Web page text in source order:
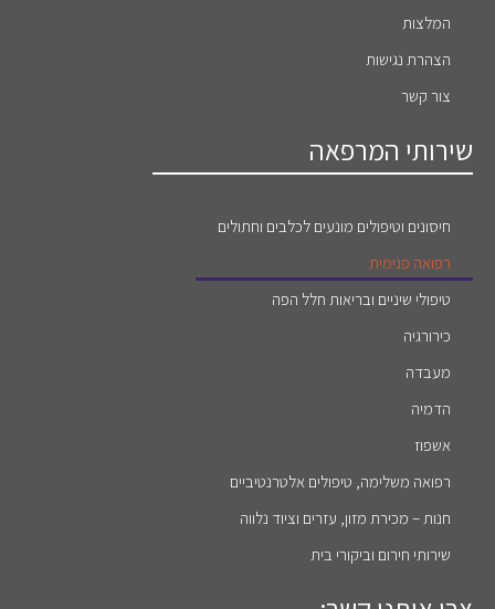
המלצות
הצהרת נגישות
צור קשר
שירותי המרפאה
חיסונים וטיפולים מונעים לכלבים וחתולים
רפואה פנימית
טיפולי שיניים ובריאות חלל הפה
כירורגיה
מעבדה
הדמיה
אשפוז
רפואה משלימה, טיפולים אלטרנטיביים
חנות – מכירת מזון, עזרים וציוד נלווה
שירותי חירום וביקורי בית